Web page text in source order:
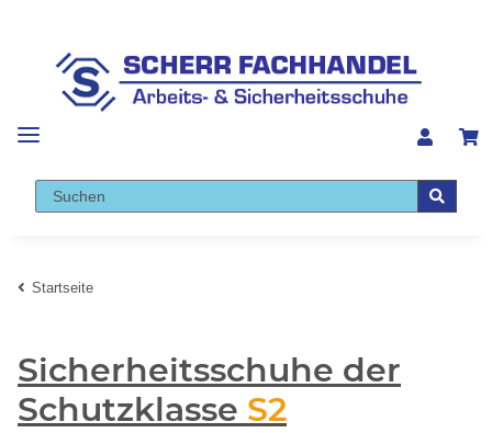
Startseite
Sicherheitsschuhe der
Schutzklasse S2